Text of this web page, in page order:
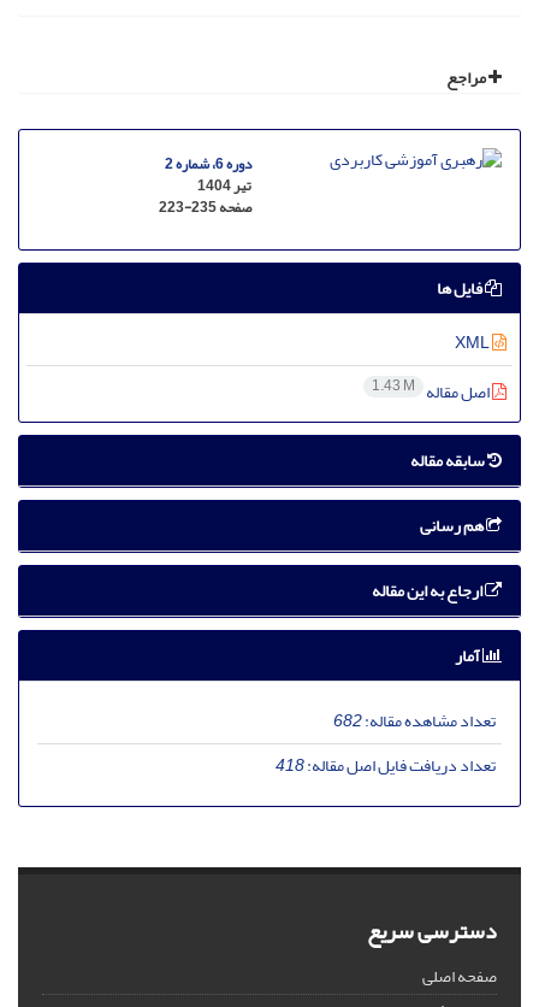
مراجع
دوره 6، شماره 2
تیر 1404
صفحه223-235
فایل ها
اصل مقاله 1.43 M
سابقه مقاله
هم رسانی
ارجاع به این مقاله
آمار
تعداد مشاهده مقاله:682
تعداد دریافت فایل اصل مقاله:418
دسترسی سریع
صفحه اصلی